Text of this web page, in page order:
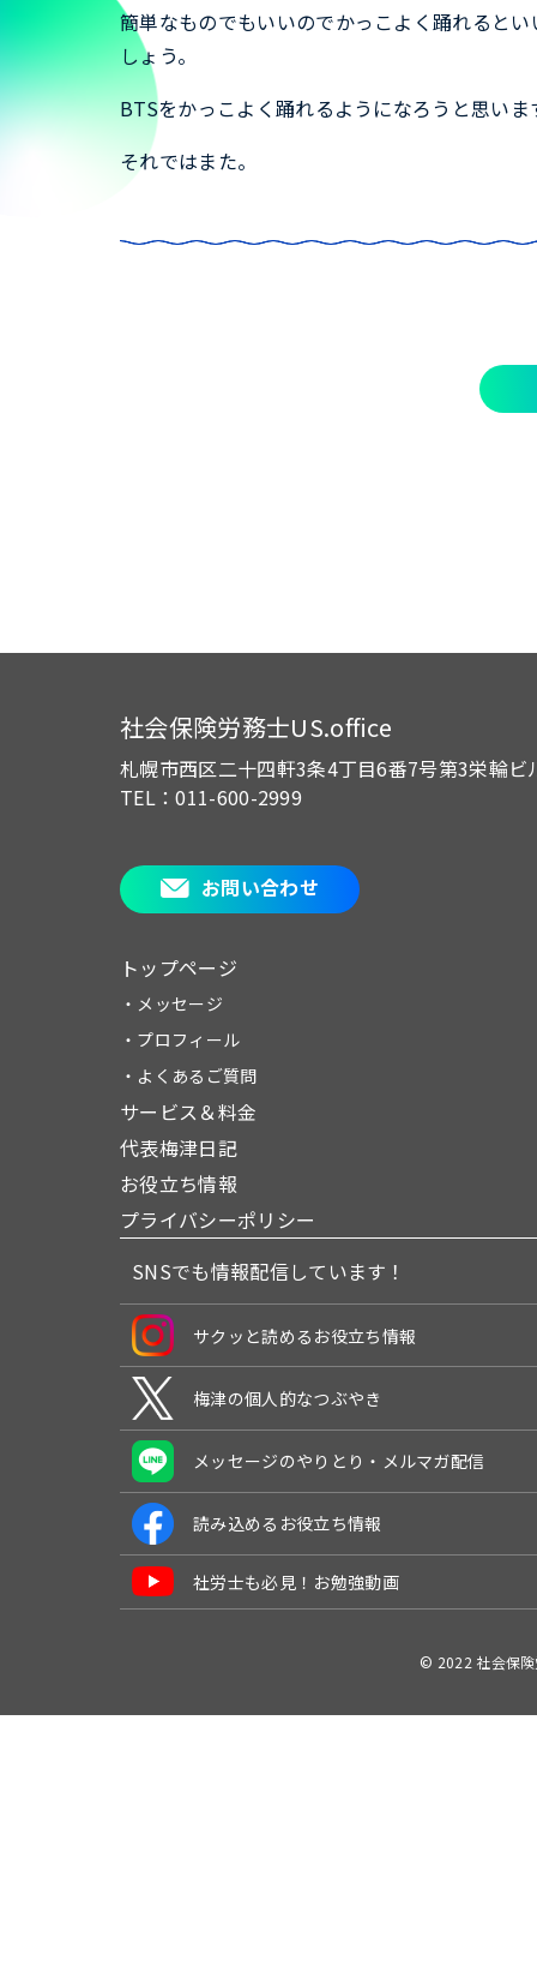
簡単なものでもいいのでかっこよく踊れると
しょう。
BTSをかっこよく踊れるようになろうと思いま
それではまた。
社会保険労務士US.office
札幌市西区二十四軒3条4丁目6番7号第3栄輪ビ
TEL：011-600-2999
お問い合わせ
トップページ
・メッセージ
・プロフィール
・よくあるご質問
サービス＆料金
代表梅津日記
お役立ち情報
プライバシーポリシー
SNSでも情報配信しています！
サクッと読めるお役立ち情報
梅津の個人的なつぶやき
メッセージのやりとり・メルマガ配信
読み込めるお役立ち情報
社労士も必見！お勉強動画
© 2022 社会保